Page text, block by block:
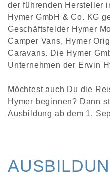
der führenden Hersteller
Hymer GmbH & Co. KG
Geschäftsfelder Hymer
Camper Vans, Hymer
Caravans. Die Hymer
Unternehmen der Erwin
Möchtest auch Du die
Hymer beginnen? Dann
Ausbildung ab dem 1.